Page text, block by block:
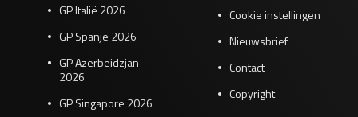
GP Italië 2026
GP Spanje 2026
GP Azerbeidzjan
2026
GP Singapore 2026
Cookie instellingen
Nieuwsbrief
Contact
Copyright